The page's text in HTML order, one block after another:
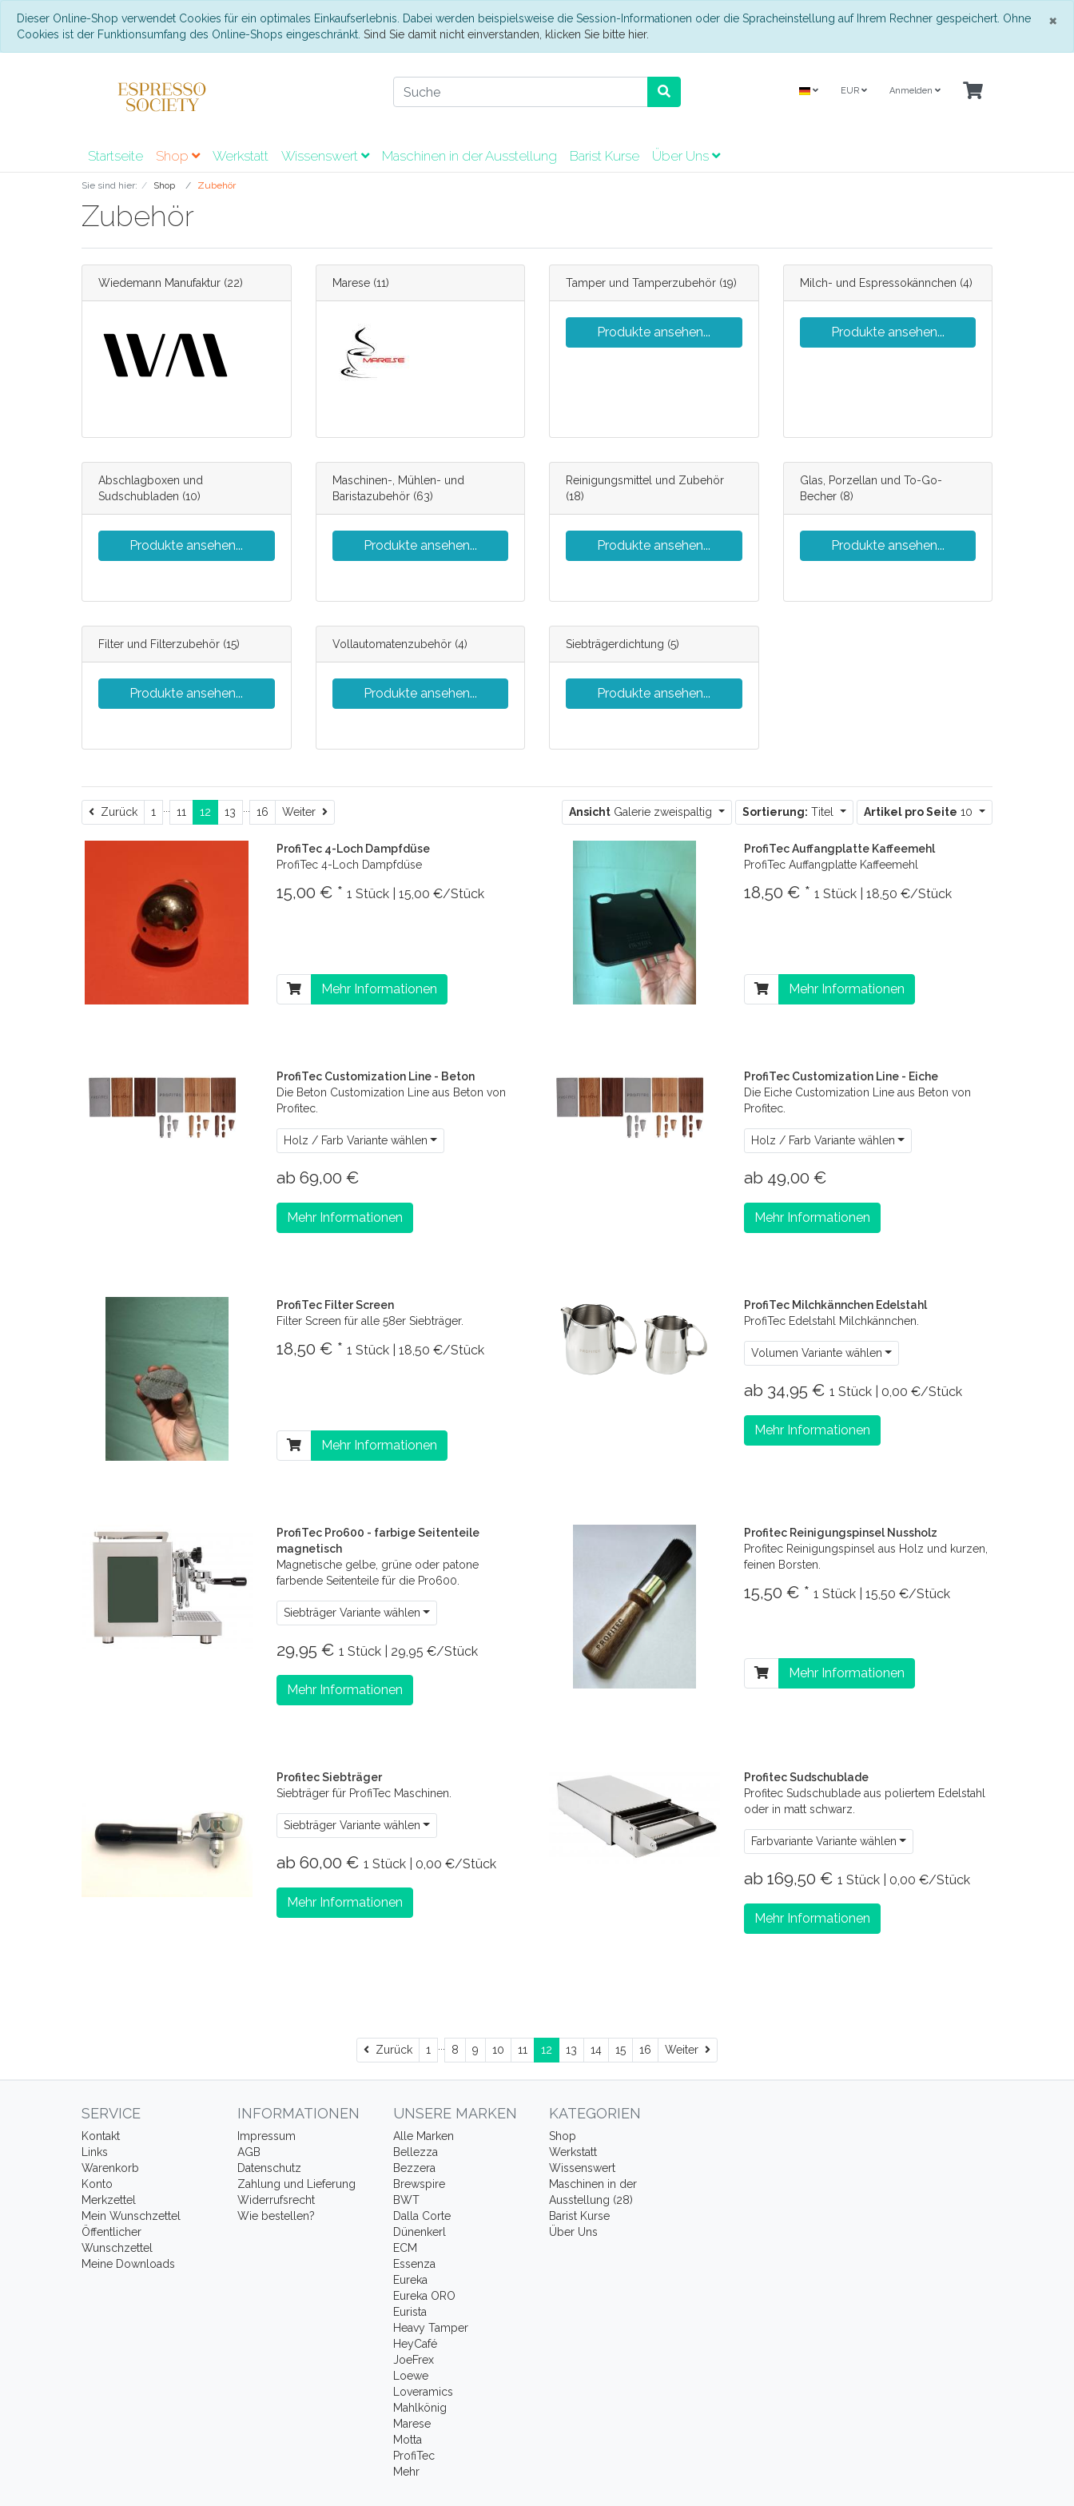
×
Dieser Online-Shop verwendet Cookies für ein optimales Einkaufserlebnis. Dabei werden beispielsweise die Session-Informationen oder die Spracheinstellung auf Ihrem Rechner gespeichert. Ohne
Cookies ist der Funktionsumfang des Online-Shops eingeschränkt. Sind Sie damit nicht einverstanden, klicken Sie bitte hier.
EUR Anmelden
Startseite Shop Werkstatt Wissenswert Maschinen in der Ausstellung Barist Kurse Über Uns
Sie sind hier: Shop Zubehör
Zubehör
Wiedemann Manufaktur (22) Marese(11) Tamper und Tamperzubehör (19)
Produkte ansehen...
Milch- und Espressokännchen (4)
Produkte ansehen...
Abschlagboxen und
Sudschubladen (10)
Produkte ansehen...
Maschinen-, Mühlen- und
Baristazubehör(63)
Produkte ansehen...
Reinigungsmittel und Zubehör
(18)
Produkte ansehen...
Glas, Porzellan und To-Go-
Becher(8)
Produkte ansehen...
Filter und Filterzubehör (15)
Produkte ansehen...
Vollautomatenzubehör(4)
Produkte ansehen...
Siebträgerdichtung (5)
Produkte ansehen...
ZurückZurück
1 11 12 13 16 Weiter Weiter Ansicht Galerie zweispaltig Sortierung: Titel Artikel pro Seite 10
ProfiTec 4-Loch Dampfdüse
ProfiTec 4-Loch Dampfdüse
15,00 € * 1 Stück | 15,00 €/Stück
Mehr Informationen
ProfiTec Auffangplatte Kaffeemehl
ProfiTec Auffangplatte Kaffeemehl
18,50 € * 1 Stück | 18,50 €/Stück
Mehr Informationen
ProfiTec Customization Line - Beton
Die Beton Customization Line aus Beton von
Profitec.
Holz / Farb Variante wählen
ab 69,00 €
Mehr Informationen
ProfiTec Customization Line - Eiche
Die Eiche Customization Line aus Beton von
Profitec.
Holz / Farb Variante wählen
ab 49,00 €
Mehr Informationen
ProfiTec Filter Screen
Filter Screen für alle 58er Siebträger.
18,50 € * 1 Stück | 18,50 €/Stück
Mehr Informationen
ProfiTec Milchkännchen Edelstahl
ProfiTec Edelstahl Milchkännchen.
Volumen Variante wählen
ab 34,95 € 1 Stück | 0,00 €/Stück
Mehr Informationen
ProfiTec Pro600 - farbige Seitenteile
magnetisch
Magnetische gelbe, grüne oder patone
farbende Seitenteile für die Pro600.
Siebträger Variante wählen
29,95 € 1 Stück | 29,95 €/Stück
Mehr Informationen
Profitec Reinigungspinsel Nussholz
Profitec Reinigungspinsel aus Holz und kurzen,
feinen Borsten.
15,50 € * 1 Stück | 15,50 €/Stück
Mehr Informationen
Profitec Siebträger
Siebträger für ProfiTec Maschinen.
Siebträger Variante wählen
ab 60,00 € 1 Stück | 0,00 €/Stück
Mehr Informationen
Profitec Sudschublade
Profitec Sudschublade aus poliertem Edelstahl
oder in matt schwarz.
Farbvariante Variante wählen
ab 169,50 € 1 Stück | 0,00 €/Stück
Mehr Informationen
ZurückZurück
1 8 9 10 11 12 13 14 15 16 Weiter Weiter
SERVICE
Kontakt
Links
Warenkorb
Konto
Merkzettel
Mein Wunschzettel
Öffentlicher
Wunschzettel
Meine Downloads
INFORMATIONEN
Impressum
AGB
Datenschutz
Zahlung und Lieferung
Widerrufsrecht
Wie bestellen?
UNSERE MARKEN
Alle Marken
Bellezza
Bezzera
Brewspire
BWT
Dalla Corte
Dünenkerl
ECM
Essenza
Eureka
Eureka ORO
Eurista
Heavy Tamper
HeyCafé
JoeFrex
Loewe
Loveramics
Mahlkönig
Marese
Motta
ProfiTec
Mehr
KATEGORIEN
Shop
Werkstatt
Wissenswert
Maschinen in der
Ausstellung (28)
Barist Kurse
Über Uns